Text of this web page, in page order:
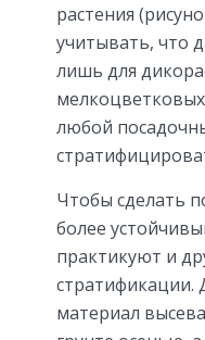
растения
учитывать, что
лишь для
любой
Чтобы сделать
более
практикуют и
стратификации.
материал